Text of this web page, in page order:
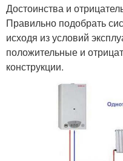
Достоинства и
Правильно подобрать
исходя из условий
положительные и
конструкции.